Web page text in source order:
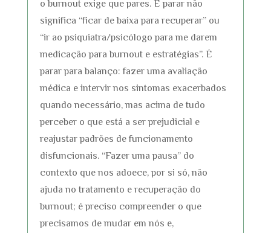
o burnout exige que pares. E parar não
significa “ficar de baixa para recuperar” ou
“ir ao psiquiatra/psicólogo para me darem
medicação para burnout e estratégias”. É
parar para balanço: fazer uma avaliação
médica e intervir nos sintomas exacerbados
quando necessário, mas acima de tudo
perceber o que está a ser prejudicial e
reajustar padrões de funcionamento
disfuncionais. “Fazer uma pausa” do
contexto que nos adoece, por si só, não
ajuda no tratamento e recuperação do
burnout; é preciso compreender o que
precisamos de mudar em nós e,